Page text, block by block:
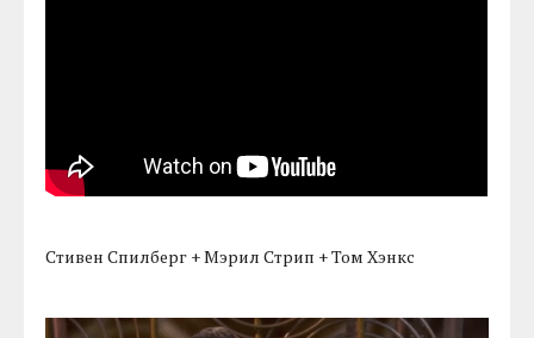
Стивен Спилберг + Мэрил Стрип + Том Хэнкс